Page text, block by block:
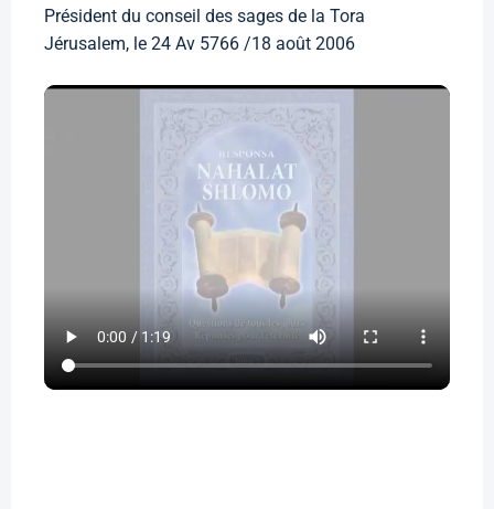
Président du conseil des sages de la Tora
Jérusalem, le 24 Av 5766 /18 août 2006